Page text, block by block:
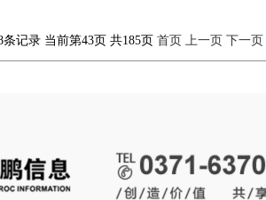
条记录 当前第43页 共185页 首页 上一页 下一页